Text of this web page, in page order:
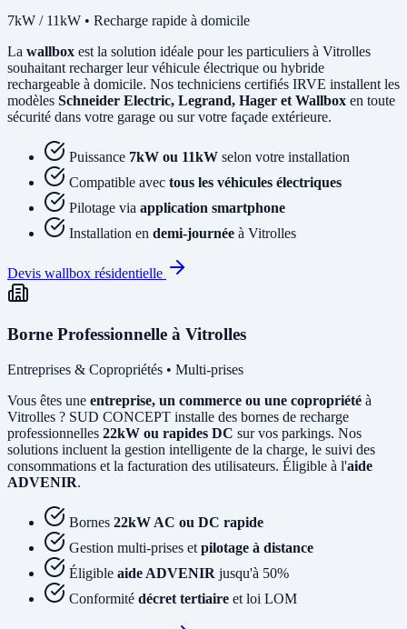
7kW / 11kW • Recharge rapide à domicile
La wallbox est la solution idéale pour les particuliers à Vitrolles
souhaitant recharger leur véhicule électrique ou hybride
rechargeable à domicile. Nos techniciens certifiés IRVE installent les
modèles Schneider Electric, Legrand, Hager et Wallbox en toute
sécurité dans votre garage ou sur votre façade extérieure.
Puissance 7kW ou 11kW selon votre installation
Compatible avec tous les véhicules électriques
Pilotage via application smartphone
Installation en demi-journée à Vitrolles
Devis wallbox résidentielle
Borne Professionnelle à Vitrolles
Entreprises & Copropriétés • Multi-prises
Vous êtes une entreprise, un commerce ou une copropriété à
Vitrolles ? SUD CONCEPT installe des bornes de recharge
professionnelles 22kW ou rapides DC sur vos parkings. Nos
solutions incluent la gestion intelligente de la charge, le suivi des
consommations et la facturation des utilisateurs. Éligible à l'aide
ADVENIR.
Bornes 22kW AC ou DC rapide
Gestion multi-prises et pilotage à distance
Éligible aide ADVENIR jusqu'à 50%
Conformité décret tertiaire et loi LOM